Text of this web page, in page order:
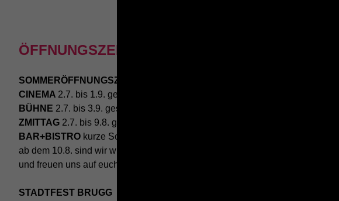
ÖFFNUNGSZEITEN
SOMMERÖFFNUNGSZEITEN
CINEMA 2.7. bis 1.9. geschlossen
BÜHNE 2.7. bis 3.9. geschlossen
ZMITTAG 2.7. bis 9.8. geschlossen
BAR+BISTRO kurze Sommerpause,
ab dem 10.8. sind wir wieder im Haus
und freuen uns auf euch <3
STADTFEST BRUGG